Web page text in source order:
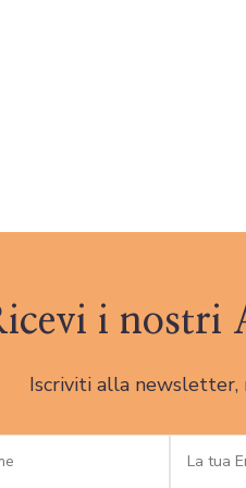
i nostri
Iscriviti alla newsletter,